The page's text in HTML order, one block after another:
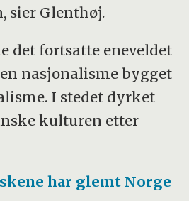
sier Glenthøj.
det fortsatte eneveldet
nasjonalisme bygget
I stedet dyrket
kulturen etter
har glemt Norge